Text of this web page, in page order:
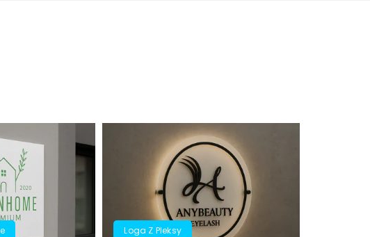
Loga Z Pleksy